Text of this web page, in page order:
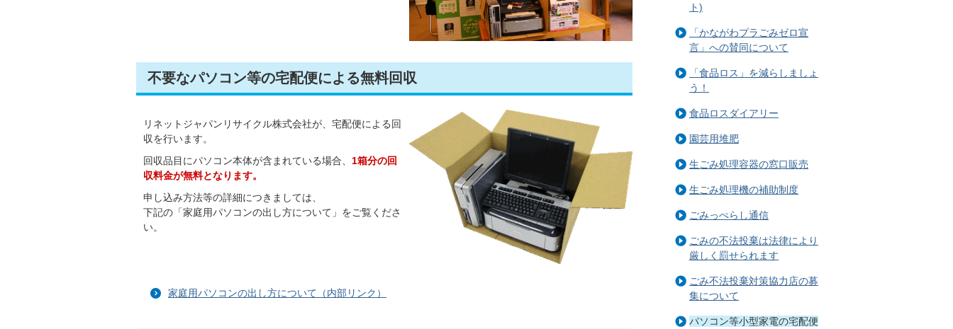
不要なパソコン等の宅配便による無料回収
リネットジャパンリサイクル株式会社が、宅配便による回
収を行います。
回収品目にパソコン本体が含まれている場合、 1箱分の回
収料金が無料となります。
申し込み方法等の詳細につきましては、
下記の「家庭用パソコンの出し方について」をご覧くださ
い。
家庭用パソコンの出し方について（内部リンク）
ト)
「かながわプラごみゼロ宣
言」への賛同について
「食品ロス」を減らしましょ
う！
食品ロスダイアリー
園芸用堆肥
生ごみ処理容器の窓口販売
生ごみ処理機の補助制度
ごみっぺらし通信
ごみの不法投棄は法律により
厳しく罰せられます
ごみ不法投棄対策協力店の募
集について
パソコン等小型家電の宅配便